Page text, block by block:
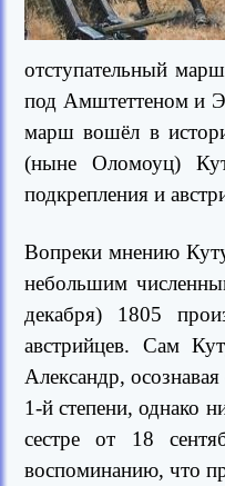
отступательный
под Амштеттеном и
марш вошёл в
(ныне Оломоуц)
подкрепления и
Вопреки мнению
небольшим
декабря) 1805
австрийцев. Сам
Александр,
1-й степени, однако
сестре от 18
воспоминанию, что